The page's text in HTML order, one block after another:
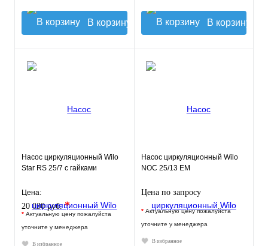
В корзину В корзину
Насос циркуляционный Wilo
Star RS 25/7 с гайками
Цена:
20 030 руб.*
* Актуальную цену пожалуйста
уточните у менеджера
В избранное
Насос циркуляционный Wilo
NOC 25/13 EM
Цена по запросу
* Актуальную цену пожалуйста
уточните у менеджера
В избранное